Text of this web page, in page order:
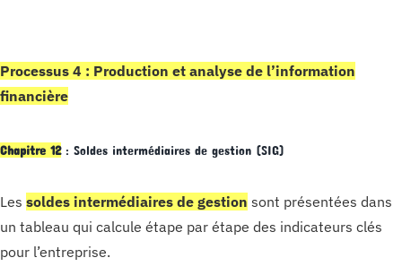
Processus 4 : Production et analyse de l’information
financière
Chapitre 12: Soldes intermédiaires de gestion (SIG)
Les soldes intermédiaires de gestion sont présentées dans
un tableau qui calcule étape par étape des indicateurs clés
pour l’entreprise.